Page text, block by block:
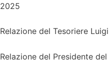
2025
Relazione del Tesoriere
Relazione del Presidente